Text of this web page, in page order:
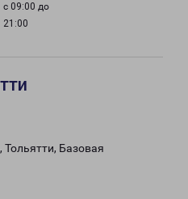
с 09:00 до
21:00
Базовая